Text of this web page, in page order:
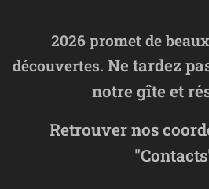
2026 promet de
découvertes. Ne tardez
notre gîte et
Retrouver nos